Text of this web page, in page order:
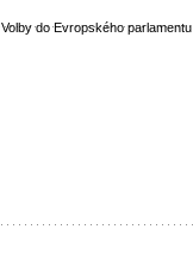
Volby do Evropského parlamentu